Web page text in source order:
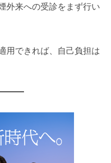
外来への受診をまず行い
用できれば、自己負担は